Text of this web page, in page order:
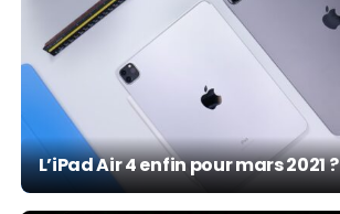
L’iPad Air 4 enfin pour mars 2021 ?